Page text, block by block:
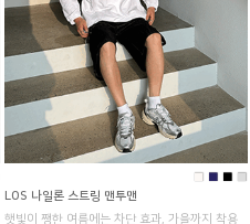
■ ■ ■ ■
LOS 나일론 스트링 맨투맨
햇빛이 쨍한 여름에는 차단 효과, 가을까지 착용